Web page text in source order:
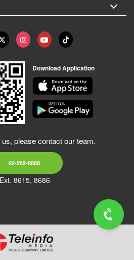
Download Application
please contact our team.
02-262-8888
Ext. 8615, 8686